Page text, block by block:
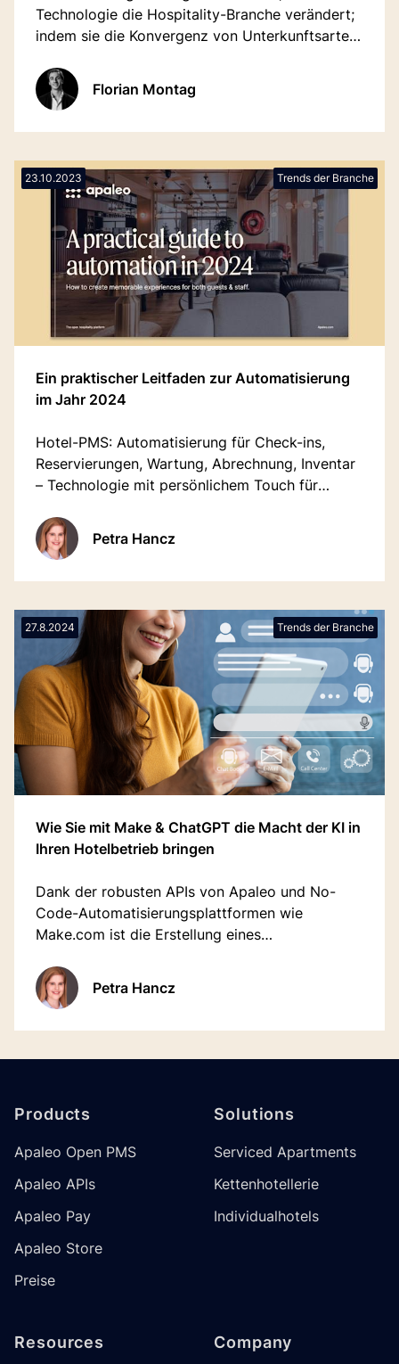
Technologie die Hospitality-Branche verändert;
indem sie die Konvergenz von Unterkunftsarten,
ermöglicht.
Florian Montag
23.10.2023 Trends der Branche
Ein praktischer Leitfaden zur Automatisierung
im Jahr 2024
Hotel-PMS: Automatisierung für Check-ins,
Reservierungen, Wartung, Abrechnung, Inventar
– Technologie mit persönlichem Touch für
Petra Hancz
27.8.2024 Trends der Branche
Wie Sie mit Make & ChatGPT die Macht der KI in
Ihren Hotelbetrieb bringen
Dank der robusten APIs von Apaleo und No-
Code-Automatisierungsplattformen wie
Make.com ist die Erstellung eines
Chatbot-Schnittstelle für Ihr Hotel einfach und
schnell.
Petra Hancz
Products
Apaleo Open PMS
Apaleo APIs
Apaleo Pay
Apaleo Store
Preise
Solutions
Serviced Apartments
Kettenhotellerie
Individualhotels
Resources Company